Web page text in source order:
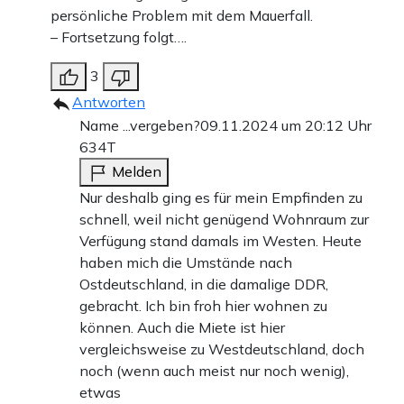
freundlich ausgedrückt. Meine britische Kollegin
(Margaret Thatcher, Anm. d. Red.) war wild – das ist
auch freundlich ausgedrückt.“ Auch die USA waren
pikiert – aber Washington unterstützte Kohls Kurs
trotzdem. Den Widerstand Mitterrands räumte er mit
einem persönlichen Treffen aus dem Weg und machte ihm
ein Zugeständnis – das Ende der starken D-Mark. Der
Euro wurde zum Preis der deutschen Einheit. Die
notorisch-antideutsche Margaret Thatcher wird von den
Ereignissen schlicht überholt. Sie habe noch „Himmel und
Hölle in Bewegung gesetzt“, sagt Kohl, um die Einheit zu
verhindern und zu bremsen. Doch auch die „Eiserne
Lady“ musste sich am Ende nur fügen. Das Tempo geben
die Deutschen vor – insbesondere die Ostdeutschen.
persönliche Problem mit dem Mauerfall.
– Fortsetzung folgt….
3
Antworten
Name ...vergeben?09.11.2024 um 20:12 Uhr
634T
Melden
Nur deshalb ging es für mein Empfinden zu
schnell, weil nicht genügend Wohnraum zur
Verfügung stand damals im Westen. Heute
haben mich die Umstände nach
Ostdeutschland, in die damalige DDR,
gebracht. Ich bin froh hier wohnen zu
können. Auch die Miete ist hier
vergleichsweise zu Westdeutschland, doch
noch (wenn auch meist nur noch wenig),
etwas